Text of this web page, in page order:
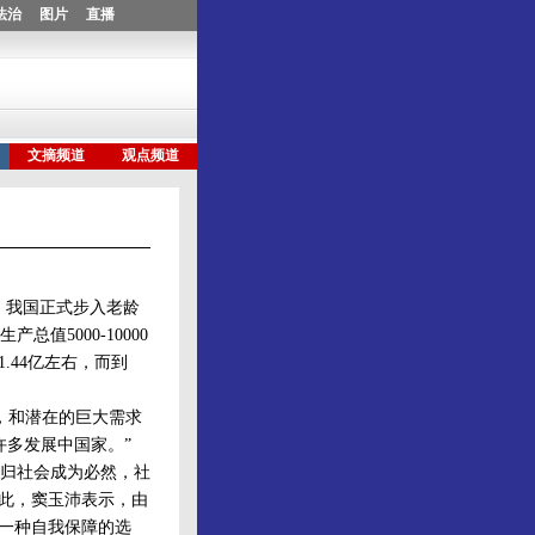
国正式步入老龄
产总值5000-10000
亿左右，而到
潜在的巨大需求
多发展中国家。”
社会成为必然，社
，窦玉沛表示，由
种自我保障的选